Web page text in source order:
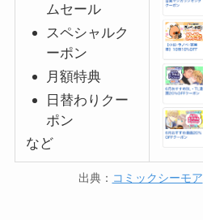
ムセール
スペシャルク
ーポン
月額特典
日替わりクー
ポン
など
出典： コミックシーモア